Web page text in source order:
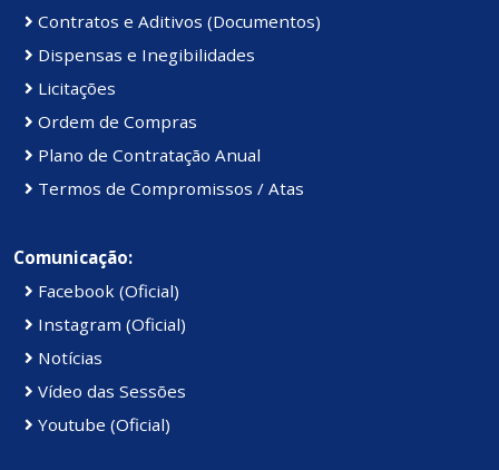
Contratos e Aditivos (Documentos)
Dispensas e Inegibilidades
Licitações
Ordem de Compras
Plano de Contratação Anual
Termos de Compromissos / Atas
Comunicação:
Facebook (Oficial)
Instagram (Oficial)
Notícias
Vídeo das Sessões
Youtube (Oficial)